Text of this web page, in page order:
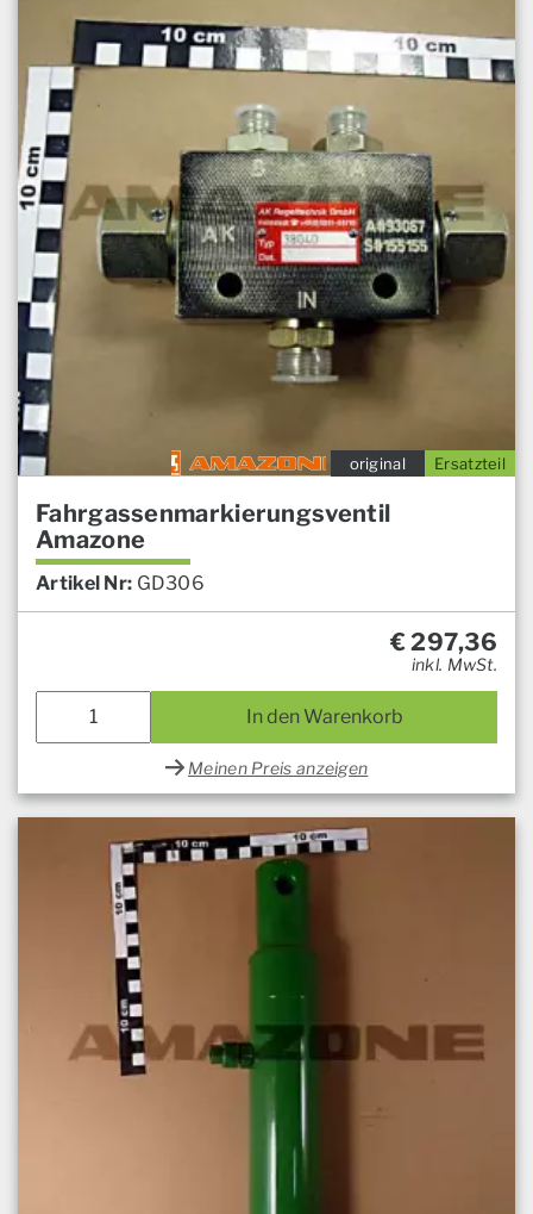
Ersatzteil
original
Fahrgassenmarkierungsventil
Amazone
Artikel Nr: GD306
€297,36
inkl. MwSt.
In den Warenkorb
Meinen Preis anzeigen